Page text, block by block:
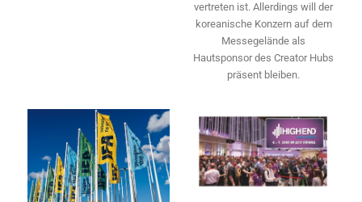
vertreten ist. Allerdings will ­der
koreanische Konzern auf dem
Messegelände als
Hautsponsor des Creator Hubs
präsent bleiben.